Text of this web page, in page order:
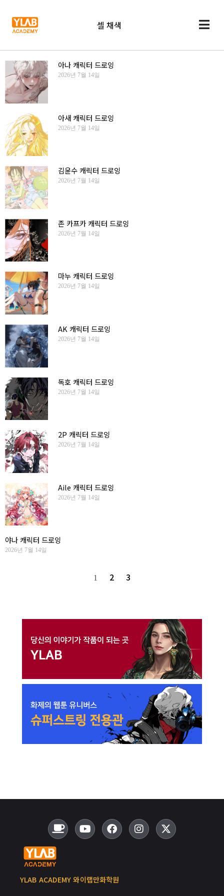
셀 채색
아나 캐릭터 드로잉
2026년 7월 14일
아새 캐릭터 드로잉
2026년 7월 14일
김윤수 캐릭터 드로잉
2026년 7월 14일
존 카프카 캐릭터 드로잉
2026년 7월 14일
마누 캐릭터 드로잉
2026년 7월 14일
AK 캐릭터 드로잉
2026년 7월 14일
독호 캐릭터 드로잉
2026년 7월 14일
2P 캐릭터 드로잉
2026년 7월 14일
Aile 캐릭터 드로잉
2026년 7월 14일
야나 캐릭터 드로잉
2026년 7월 14일
1 2 3
YLAB ACADEMY 와이랩만화학원